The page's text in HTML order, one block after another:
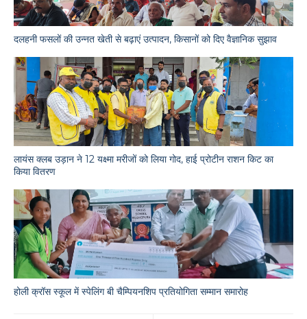
दलहनी फसलों की उन्नत खेती से बढ़ाएं उत्पादन, किसानों को दिए वैज्ञानिक सुझाव
लायंस क्लब उड़ान ने 12 यक्ष्मा मरीजों को लिया गोद, हाई प्रोटीन राशन किट का
किया वितरण
होली क्रॉस स्कूल में स्पेलिंग बी चैम्पियनशिप प्रतियोगिता सम्मान समारोह